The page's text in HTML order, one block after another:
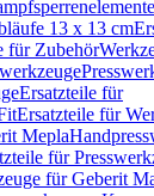
13 x 13 cm
für Zubehör
Ersatzteile für
Ersatzteile für
Mepla
für
für Geberit